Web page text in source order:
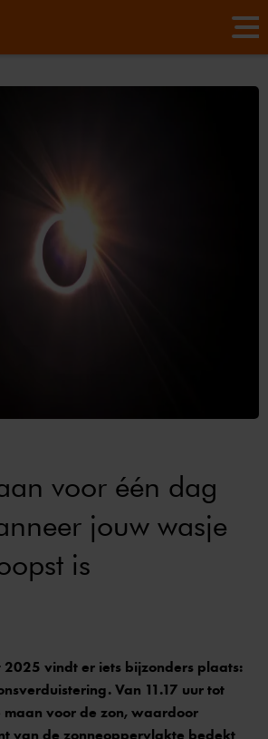
voor één dag
jouw wasje
is
vindt er iets bijzonders plaats:
Van 11.17 uur tot
maan voor de zon, waardoor
van de zonneoppervlakte bedekt